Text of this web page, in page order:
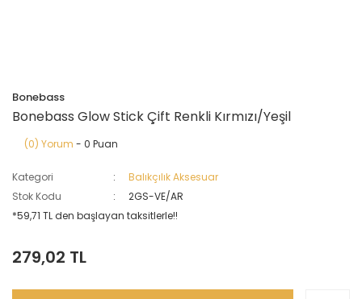
Bonebass
Bonebass Glow Stick Çift Renkli Kırmızı/Yeşil
(0) Yorum - 0 Puan
Kategori
Balıkçılık Aksesuar
Stok Kodu
2GS-VE/AR
*59,71 TL den başlayan taksitlerle!!
279,02 TL